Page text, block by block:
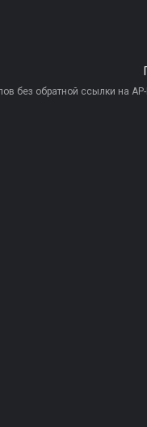
без обратной ссылки на